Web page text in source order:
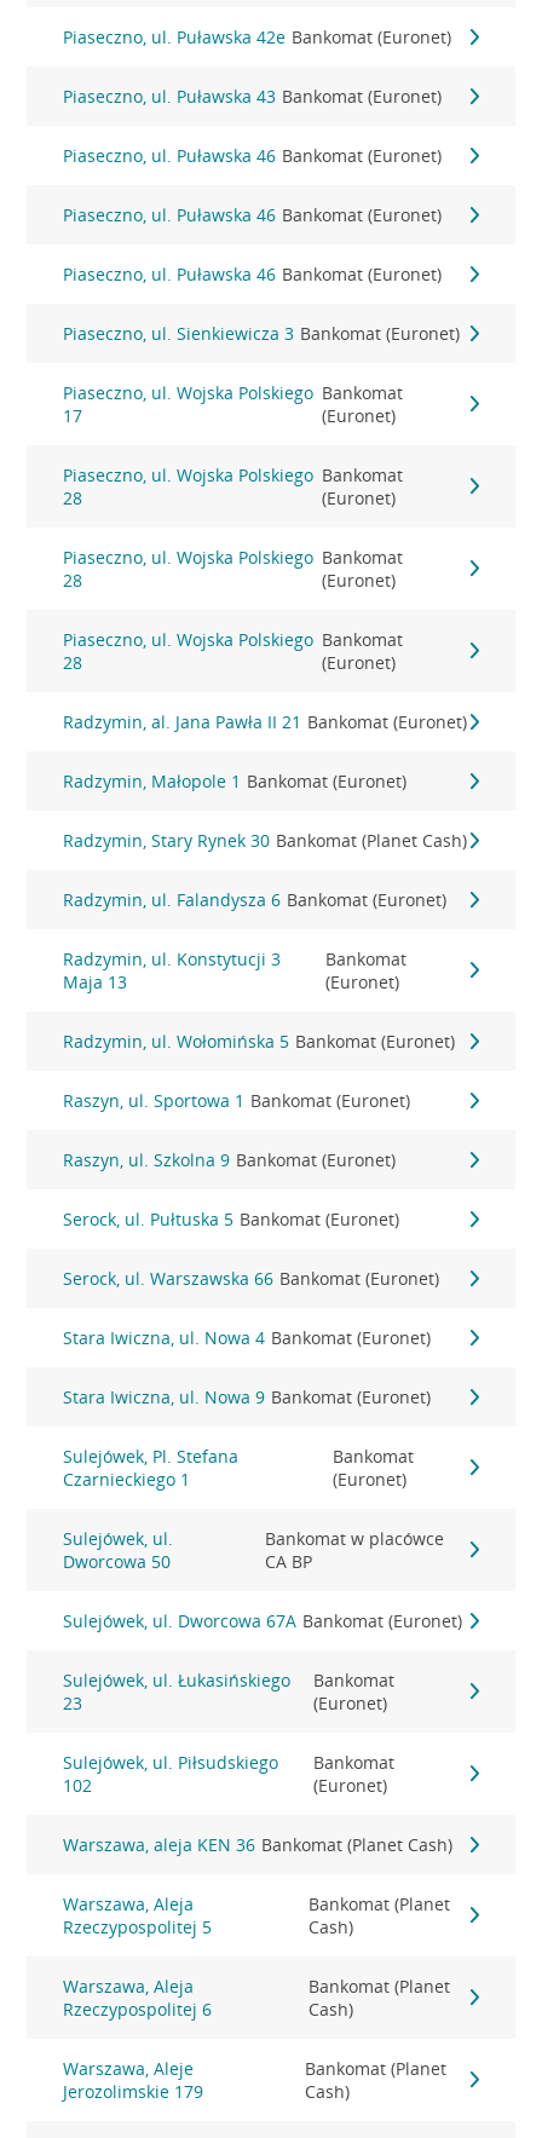
Piaseczno, ul. Puławska 42e Bankomat (Euronet)
Piaseczno, ul. Puławska 43 Bankomat (Euronet)
Piaseczno, ul. Puławska 46 Bankomat (Euronet)
Piaseczno, ul. Puławska 46 Bankomat (Euronet)
Piaseczno, ul. Puławska 46 Bankomat (Euronet)
Piaseczno, ul. Sienkiewicza 3 Bankomat (Euronet)
Piaseczno, ul. Wojska Polskiego
17
Bankomat
(Euronet)
Piaseczno, ul. Wojska Polskiego
28
Bankomat
(Euronet)
Piaseczno, ul. Wojska Polskiego
28
Bankomat
(Euronet)
Piaseczno, ul. Wojska Polskiego
28
Bankomat
(Euronet)
Radzymin, al. Jana Pawła II 21 Bankomat (Euronet)
Radzymin, Małopole 1 Bankomat (Euronet)
Radzymin, Stary Rynek 30 Bankomat (Planet Cash)
Radzymin, ul. Falandysza 6 Bankomat (Euronet)
Radzymin, ul. Konstytucji 3
Maja 13
Bankomat
(Euronet)
Radzymin, ul. Wołomińska 5 Bankomat (Euronet)
Raszyn, ul. Sportowa 1 Bankomat (Euronet)
Raszyn, ul. Szkolna 9 Bankomat (Euronet)
Serock, ul. Pułtuska 5 Bankomat (Euronet)
Serock, ul. Warszawska 66 Bankomat (Euronet)
Stara Iwiczna, ul. Nowa 4 Bankomat (Euronet)
Stara Iwiczna, ul. Nowa 9 Bankomat (Euronet)
Sulejówek, Pl. Stefana
Czarnieckiego 1
Bankomat
(Euronet)
Sulejówek, ul.
Dworcowa 50
Bankomat w placówce
CA BP
Sulejówek, ul. Dworcowa 67A Bankomat (Euronet)
Sulejówek, ul. Łukasińskiego
23
Bankomat
(Euronet)
Sulejówek, ul. Piłsudskiego
102
Bankomat
(Euronet)
Warszawa, aleja KEN 36 Bankomat (Planet Cash)
Warszawa, Aleja
Rzeczypospolitej 5
Bankomat (Planet
Cash)
Warszawa, Aleja
Rzeczypospolitej 6
Bankomat (Planet
Cash)
Warszawa, Aleje
Jerozolimskie 179
Bankomat (Planet
Cash)